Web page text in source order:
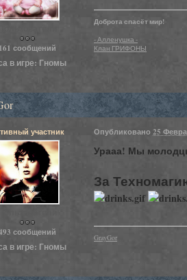
161 сообщений
в игре: Гномы
Доброта спасёт мир!
- Алленушка -
Клан ГРИФОНЫ
участник
сообщений
в игре: Гномы
Опубликовано 25
Урааа! Мы
За
GrayGor